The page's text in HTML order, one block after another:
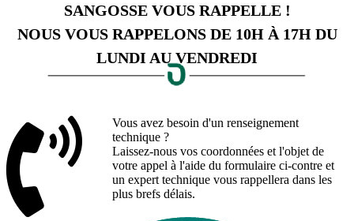
SANGOSSE VOUS RAPPELLE !
NOUS VOUS RAPPELONS DE 10H À 17H DU
LUNDI AU VENDREDI
Vous avez besoin d'un renseignement
technique ?
Laissez-nous vos coordonnées et l'objet de
votre appel à l'aide du formulaire ci-contre et
un expert technique vous rappellera dans les
plus brefs délais.